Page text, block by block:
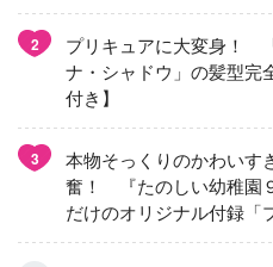
2
プリキュアに大変身！
ナ・シャドウ」の髪型完
付き】
3
本物そっくりのかわいす
奮！ 『たのしい幼稚園
だけのオリジナル付録
くるせんたくき」